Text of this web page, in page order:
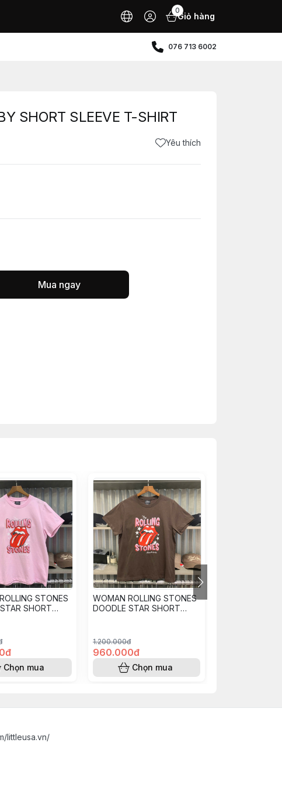
0
Giỏ hàng
076 713 6002
SHORT SLEEVE T-SHIRT
Yêu thích
Mua ngay
STONES
SHORT
Chọn mua
WOMAN ROLLING STONES
DOODLE STAR SHORT
1.200.000đ
960.000đ
Chọn mua
littleusa.vn/